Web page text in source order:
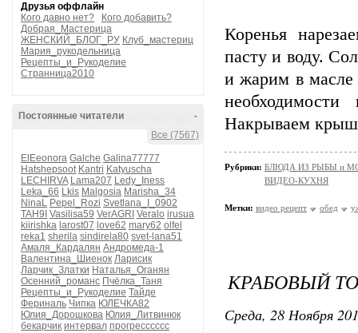
Друзья оффлайн
Кого давно нет?
Кого добавить?
Добрая_Мастерица
ЖЕНСКИЙ_БЛОГ_РУ Клуб_мастериц
Мария_рукодельница
Рецепты_и_Рукоделие
Странница2010
-
Постоянные читатели
Все (7567)
ElEeonora Galche Galina77777
Hatshepsoot Kantri Katyuscha
LECHIRVA Lama207 Ledy_Iness
Leka_66 Lkis Malgosia Marisha_34
NinaL Pepel_Rozi Svetlana_I_0902
TAH9I Vasilisa59 VerAGRI Veralo irusua
kiirishka larost07 love62 mary62 olfel
reka1 sherila sindirela80 svet-lana51
Амаля_Кардалян Андромеда-1
Валентина_Шиенок Ларисик
Ларчик_Златки Наталья_Оганян
Осенний_романс Пчёлка_Таня
Рецепты_и_Рукоделие Тайде
Фериналь Чипка ЮЛЕЧКА82
Юлия_Дорошкова Юлия_Литвинюк
бекарчик интервал прогресссссс
Коренья
пасту и воду.
и жарим в масле
Накрываем
Рубрики: БЛЮДА ИЗ РЫБЫ и
ВИДЕО-КУХНЯ
Метки: видео рецепт обед
КРАБОВЫЙ
Среда, 28 Ноября